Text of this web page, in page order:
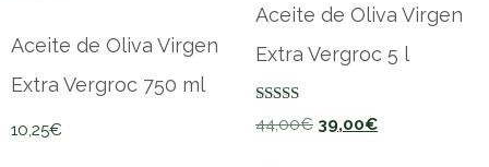
Aceite de Oliva Virgen
Extra Vergroc 750 ml
10,25€
Aceite de Oliva Virgen
Extra Vergroc 5 l
Valorado con
5.00
44,00€ 39,00€